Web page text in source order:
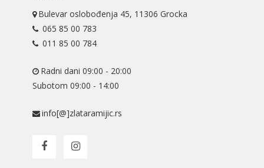
Bulevar oslobođenja 45, 11306 Grocka
065 85 00 783
011 85 00 784
Radni dani 09:00 - 20:00
Subotom 09:00 - 14:00
info[@]zlataramijic.rs